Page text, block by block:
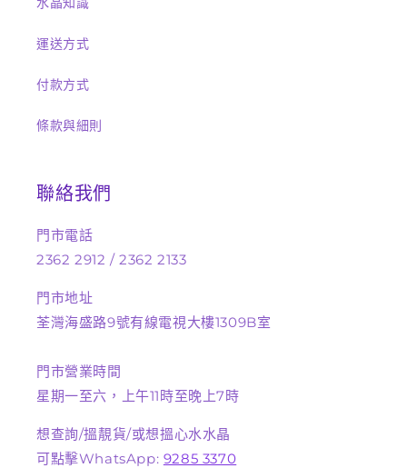
運送方式
付款方式
條款與細則
聯絡我們
門市電話
2362 2912 / 2362 2133
門市地址
荃灣海盛路9號有線電視大樓1309B室
門市營業時間
星期一至六，上午11時至晚上7時
想查詢/搵靚貨/或想搵心水水晶
可點擊WhatsApp: 9285 3370